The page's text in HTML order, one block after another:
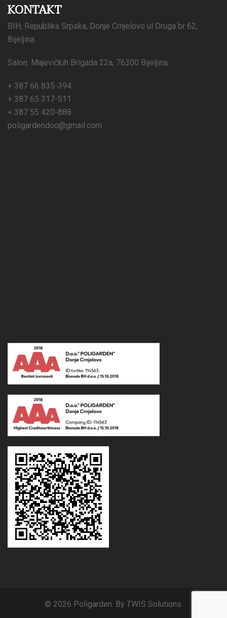
KONTAKT
BIH, Republika Srpska, Donje Crnjelovo ul Druga br 62,
Bijeljina
Salon: Majevičkih Brigada 22a, 76300 Bijeljina
+ 387 66 835-394
+ 387 65 317-511
+ 387 55 420-888
poligardendoo@gmail.com
© 2026 Poligarden. By TWIS Solutions.